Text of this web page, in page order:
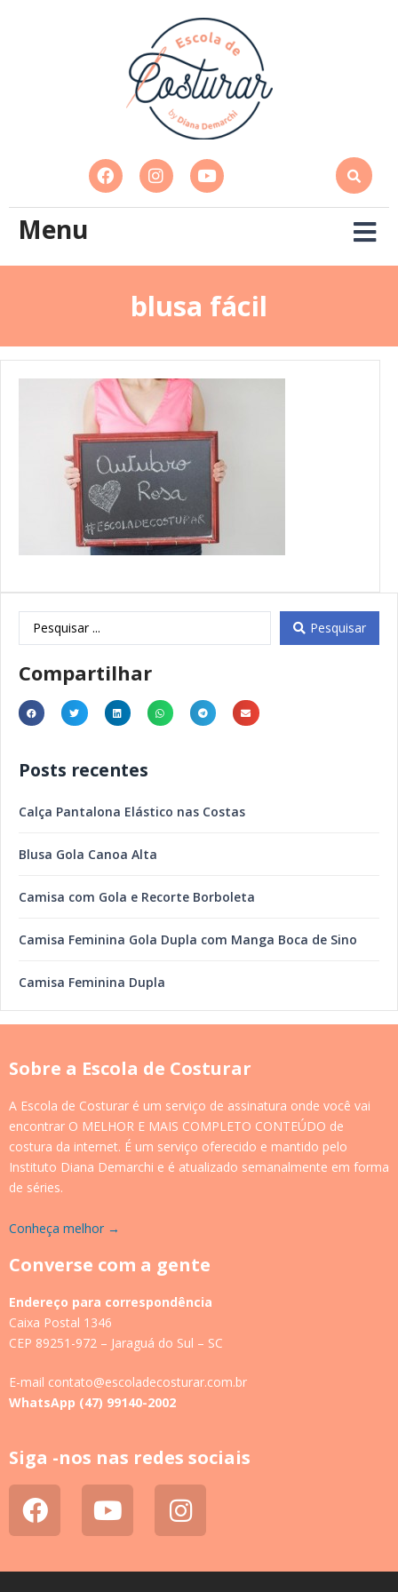
Menu
blusa fácil
Pesquisar
Compartilhar
Posts recentes
Calça Pantalona Elástico nas Costas
Blusa Gola Canoa Alta
Camisa com Gola e Recorte Borboleta
Camisa Feminina Gola Dupla com Manga Boca de Sino
Camisa Feminina Dupla
Sobre a Escola de Costurar
A Escola de Costurar é um serviço de assinatura onde você vai
encontrar O MELHOR E MAIS COMPLETO CONTEÚDO de
costura da internet. É um serviço oferecido e mantido pelo
Instituto Diana Demarchi e é atualizado semanalmente em forma
de séries.
Conheça melhor →
Converse com a gente
Endereço para correspondência
Caixa Postal 1346
CEP 89251-972 – Jaraguá do Sul – SC
E-mail contato@escoladecosturar.com.br
WhatsApp (47) 99140-2002
Siga -nos nas redes sociais